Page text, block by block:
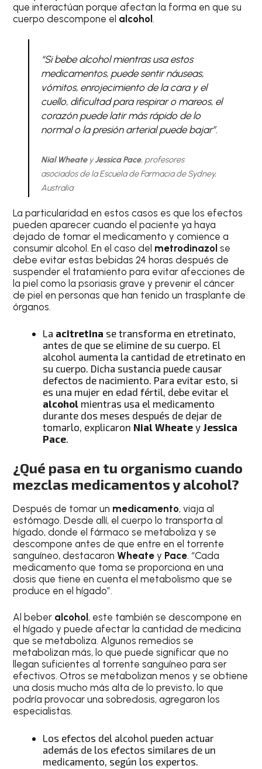
que interactúan porque afectan la forma en que su
cuerpo descompone el alcohol.
“Si bebe alcohol mientras usa estos
medicamentos, puede sentir náuseas,
vómitos, enrojecimiento de la cara y el
cuello, dificultad para respirar o mareos, el
corazón puede latir más rápido de lo
normal o la presión arterial puede bajar”.
Nial Wheate yJessica Pace, profesores
asociados de la Escuela de Farmacia de Sydney,
Australia
La particularidad en estos casos es que los efectos
pueden aparecer cuando el paciente ya haya
dejado de tomar el medicamento y comience a
consumir alcohol. En el caso del metrodinazol se
debe evitar estas bebidas 24 horas después de
suspender el tratamiento para evitar afecciones de
la piel como la psoriasis grave y prevenir el cáncer
de piel en personas que han tenido un trasplante de
órganos.
La acitretina se transforma en etretinato,
antes de que se elimine de su cuerpo. El
alcohol aumenta la cantidad de etretinato en
su cuerpo. Dicha sustancia puede causar
defectos de nacimiento. Para evitar esto, si
es una mujer en edad fértil, debe evitar el
alcohol mientras usa el medicamento
durante dos meses después de dejar de
tomarlo, explicaron Nial Wheatey Jessica
Pace.
¿Qué pasa en tu organismo cuando
mezclas medicamentos y alcohol?
Después de tomar un medicamento, viaja al
estómago. Desde allí, el cuerpo lo transporta al
hígado, donde el fármaco se metaboliza y se
descompone antes de que entre en el torrente
sanguíneo, destacaron Wheatey Pace. “Cada
medicamento que toma se proporciona en una
dosis que tiene en cuenta el metabolismo que se
produce en el hígado”.
Al beber alcohol , este también se descompone en
el hígado y puede afectar la cantidad de medicina
que se metaboliza. Algunos remedios se
metabolizan más, lo que puede significar que no
llegan suficientes al torrente sanguíneo para ser
efectivos. Otros se metabolizan menos y se obtiene
una dosis mucho más alta de lo previsto, lo que
podría provocar una sobredosis, agregaron los
especialistas.
Los efectos del alcohol pueden actuar
además de los efectos similares de un
medicamento, según los expertos.